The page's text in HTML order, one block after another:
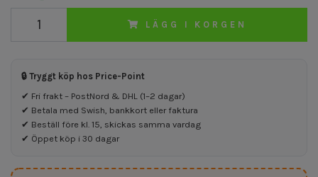
LÄGG I KORGEN
🔒 Tryggt köp hos Price-Point
✔ Fri frakt – PostNord & DHL (1–2 dagar)
✔ Betala med Swish, bankkort eller faktura
✔ Beställ före kl. 15, skickas samma vardag
✔ Öppet köp i 30 dagar